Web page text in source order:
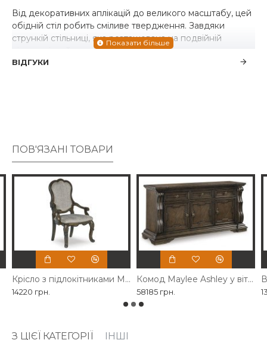
Від декоративних аплікацій до великого масштабу, цей
обідній стіл робить сміливе твердження. Завдяки
стрункій стільниці, яка розташована на подвійній
підставці, цей розкішний виріб вражає приголомшливим
стилем. Вигляд поза часом. Відчуття? Прямо вдома.
ВІДГУКИ
ПОВ'ЯЗАНІ ТОВАРИ
Крісло з підлокітниками Maylee Ashley
14220 грн.
Комод Maylee Ashley у вітальню
58185 грн.
З ЦІЄЇ КАТЕГОРІЇ ІНШІ